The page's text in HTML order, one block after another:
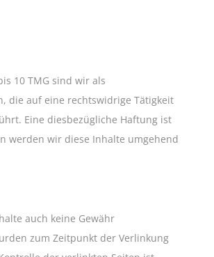
10 TMG sind wir als
die auf eine rechtswidrige Tätigkeit
Eine diesbezügliche Haftung ist
werden wir diese Inhalte umgehend
auch keine Gewähr
zum Zeitpunkt der Verlinkung